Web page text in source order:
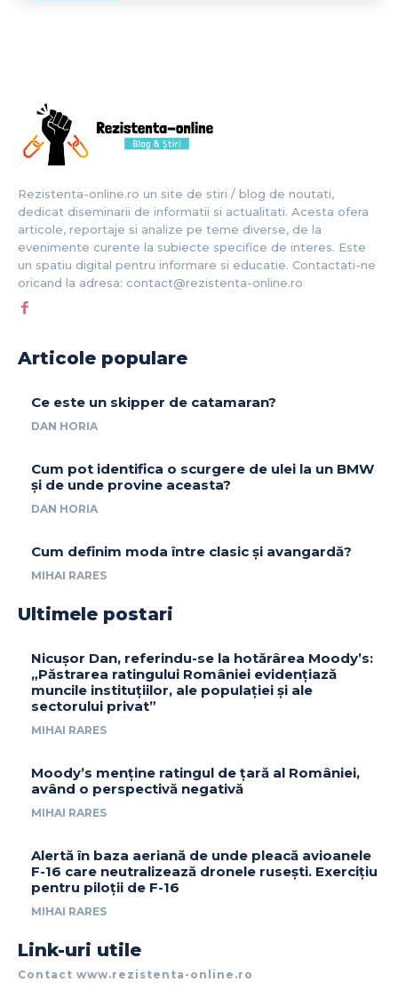
Rezistenta-online.ro un site de stiri / blog de noutati,
dedicat diseminarii de informatii si actualitati. Acesta ofera
articole, reportaje si analize pe teme diverse, de la
evenimente curente la subiecte specifice de interes. Este
un spatiu digital pentru informare si educatie. Contactati-ne
oricand la adresa: contact@rezistenta-online.ro
Articole populare
Ce este un skipper de catamaran?
DAN HORIA
Cum pot identifica o scurgere de ulei la un BMW
și de unde provine aceasta?
DAN HORIA
Cum definim moda între clasic și avangardă?
MIHAI RARES
Ultimele postari
Nicușor Dan, referindu-se la hotărârea Moody’s:
„Păstrarea ratingului României evidențiază
muncile instituțiilor, ale populației și ale
sectorului privat”
MIHAI RARES
Moody’s menține ratingul de țară al României,
având o perspectivă negativă
MIHAI RARES
Alertă în baza aeriană de unde pleacă avioanele
F-16 care neutralizează dronele rusești. Exercițiu
pentru piloții de F-16
MIHAI RARES
Link-uri utile
Contact www.rezistenta-online.ro